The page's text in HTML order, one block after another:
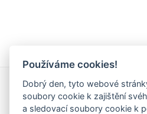
Rychlé odkazy
Používáme cookies!
Dobrý den, tyto webové
soubory cookie k zajištění
a sledovací soubory cookie k